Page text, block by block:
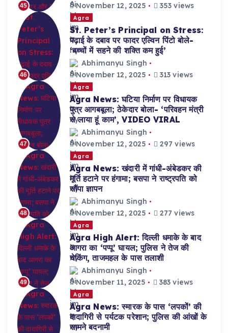
45
November 12, 2025
353 views
46
Agra
St. Peter’s Principal on Stress:
पढ़ाई के दबाव पर फादर एल्विन पिंटो बोले-
‘बच्चों में सहने की शक्ति कम हुई’
Abhimanyu Singh
November 12, 2025
313 views
47
Agra
Agra News: घटिया निर्माण पर विधायक
पुत्र आगबबूला; ठेकेदार बोला- ‘परिवहन मंत्री
से लाया हूं काम’, VIDEO VIRAL
Abhimanyu Singh
November 12, 2025
297 views
48
Agra
Agra News: खंदारी में गांधी-अंबेडकर की
मूर्ति हटाने पर हंगामा; बसपा ने राष्ट्रपति को
सौंपा ज्ञापन
Abhimanyu Singh
November 12, 2025
277 views
49
Agra
Agra High Alert: दिल्ली धमाके के बाद
आगरा का ‘पप्पू’ घायल; पुलिस ने तेज की
चेकिंग, ताजमहल के पास तलाशी
Abhimanyu Singh
November 11, 2025
383 views
Agra
Agra News: स्मारक के पास ‘लपकों’ की
दादागिरी से पर्यटक परेशान; पुलिस की आंखों के
सामने बदनामी